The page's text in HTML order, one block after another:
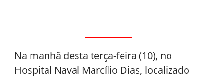
Na manhã desta terça-feira (10), no
Hospital Naval Marcílio Dias, localizado